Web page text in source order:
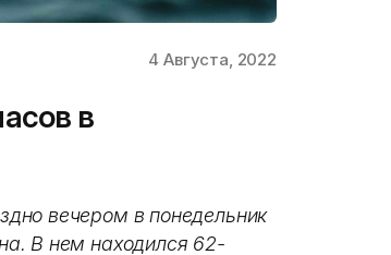
4 Августа, 2022
в
вечером в понедельник
В нем находился 62-